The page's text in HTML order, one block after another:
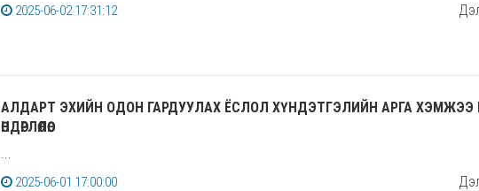
2025-06-02 17:31:12
АЛДАРТ ЭХИЙН ОДОН ГАРДУУЛАХ ЁСЛОЛ ХҮНДЭТГЭЛИЙН АРГА
ӨНДӨРЛӨЛӨӨ.
...
2025-06-01 17:00:00